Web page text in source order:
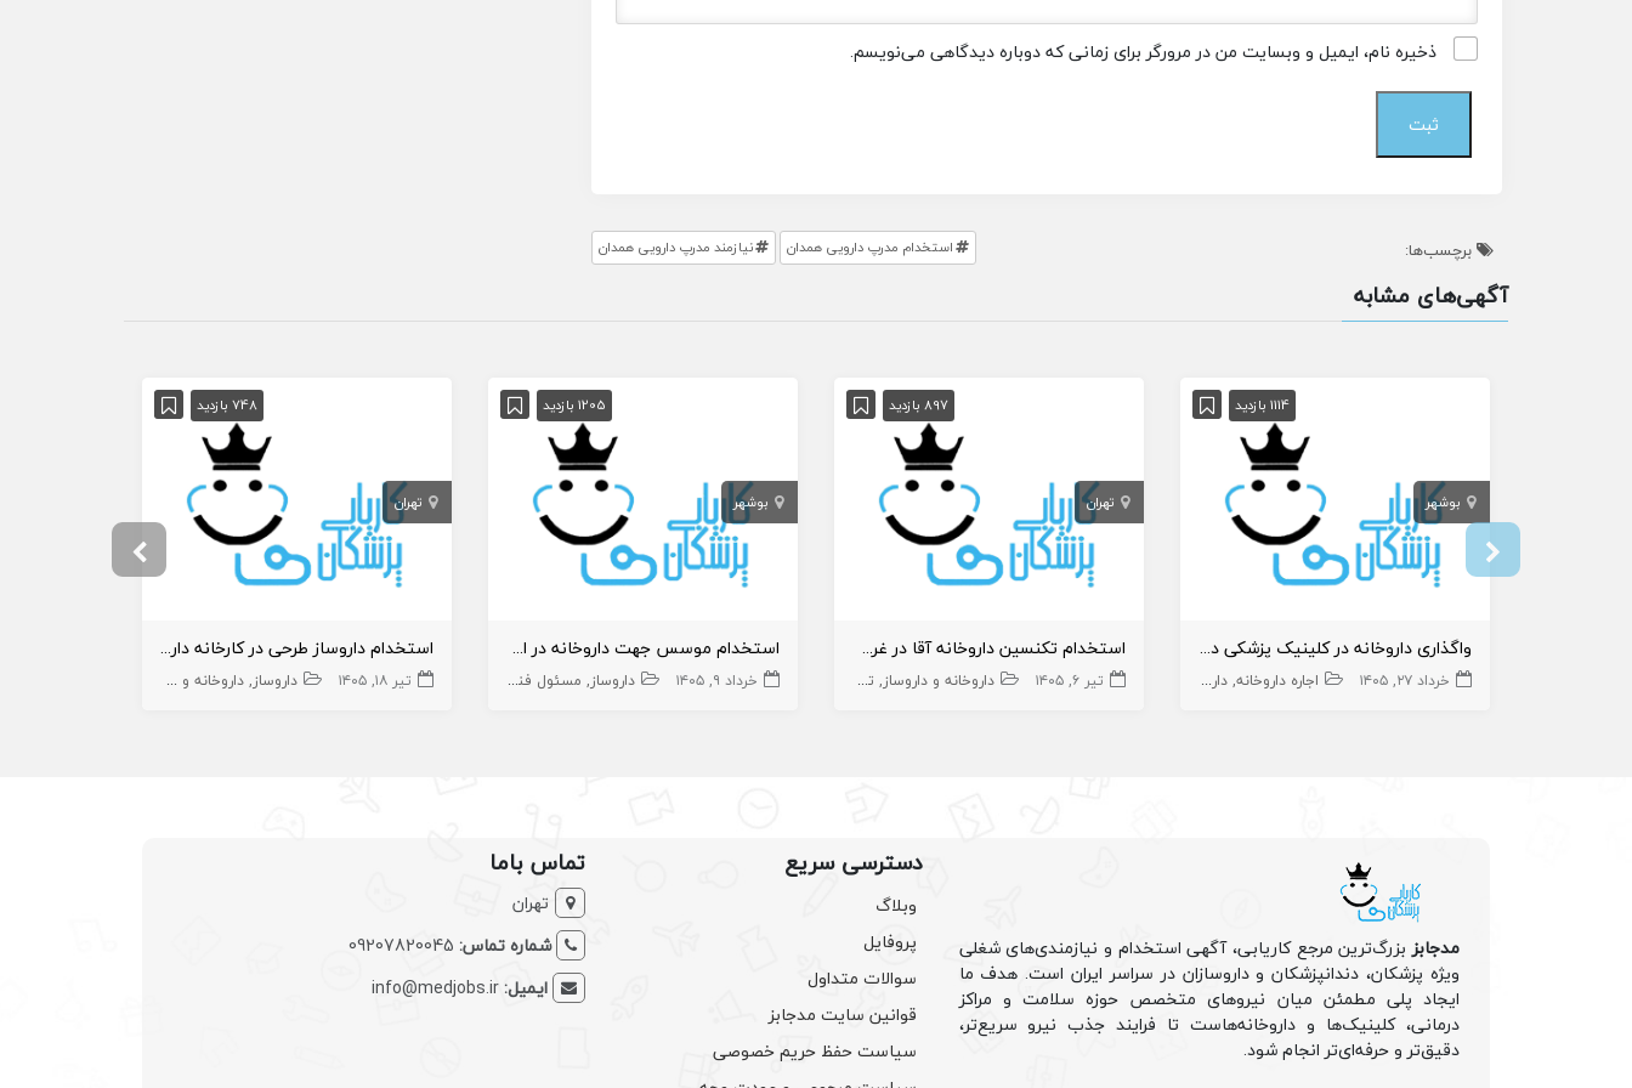
ذخیره نام، ایمیل و وبسایت من در مرورگر برای زمانی که دوباره دیدگاهی می‌نویسم.
برچسب‌ها: استخدام مدرپ دارویی همدان نیازمند مدرپ دارویی همدان
آگهی‌های مشابه
1114 بازدید
بوشهر
واگذاری داروخانه در کلینیک پزشکی در بندر کنگان
خرداد ۲۷, ۱۴۰۵ اجاره داروخانه داروخانه داروخانه و داروساز املاک،سهام و امتیاز اجاره داروخانه
897 بازدید
تهران
استخدام تکنسین داروخانه آقا در غرب تهران
تیر ۶, ۱۴۰۵ داروخانه و داروساز تکنسین دارویی
1205 بازدید
بوشهر
استخدام موسس جهت داروخانه در استان بوشهر
خرداد ۹, ۱۴۰۵ داروساز مسئول فنی داروخانه داروخانه و داروساز
748 بازدید
تهران
استخدام داروساز طرحی در کارخانه داروسازی
تیر ۱۸, ۱۴۰۵ داروساز داروخانه و داروساز
مدجابزبزرگ‌ترین مرجع کاریابی، آگهی استخدام و نیازمندی‌های شغلی
ویژه پزشکان، دندانپزشکان و داروسازان در سراسر ایران است. هدف ما
ایجاد پلی مطمئن میان نیروهای متخصص حوزه سلامت و مراکز
درمانی، کلینیک‌ها و داروخانه‌هاست تا فرایند جذب نیرو سریع‌تر،
دقیق‌تر و حرفه‌ای‌تر انجام شود.
دسترسی سریع
وبلاگ
پروفایل
سوالات متداول
قوانین سایت مدجابز
سیاست حفظ حریم خصوصی
تماس باما
تهران
شماره تماس: 09207820045
ایمیل:info@medjobs.ir